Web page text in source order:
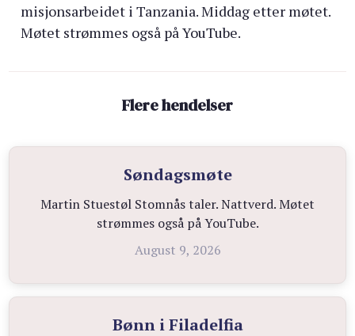
misjonsarbeidet i Tanzania. Middag etter møtet.
Møtet strømmes også på YouTube.
Flere hendelser
Søndagsmøte
Martin Stuestøl Stomnås taler. Nattverd. Møtet
strømmes også på YouTube.
August 9, 2026
Bønn i Filadelfia